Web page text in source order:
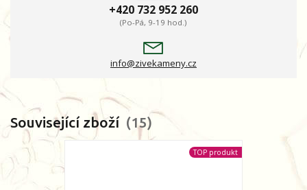
+420 732 952 260
(Po-Pá, 9-19 hod.)
info@zivekameny.cz
Související zboží 15
TOP produkt